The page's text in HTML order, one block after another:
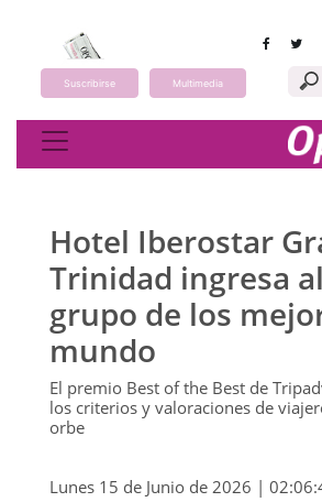
Suscribirse Multimedia
Hotel Iberostar
Trinidad ingresa
grupo de los
mundo
El premio Best of the Best de
los criterios y valoraciones de
orbe
Lunes 15 de Junio de 2026 |